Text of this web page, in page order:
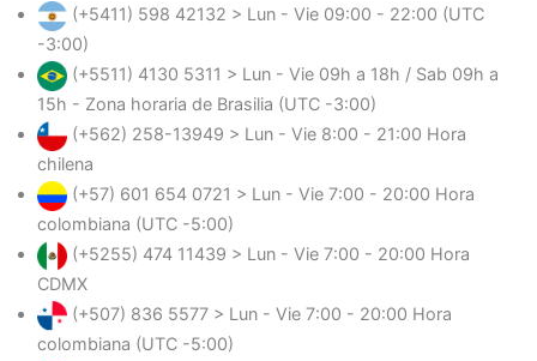
(+5411) 598 42132 > Lun - Vie 09:00 - 22:00 (UTC
-3:00)
(+5511) 4130 5311 > Lun - Vie 09h a 18h / Sab 09h a
15h - Zona horaria de Brasilia (UTC -3:00)
(+562) 258-13949 > Lun - Vie 8:00 - 21:00 Hora
chilena
(+57) 601 654 0721 > Lun - Vie 7:00 - 20:00 Hora
colombiana (UTC -5:00)
(+5255) 474 11439 > Lun - Vie 7:00 - 20:00 Hora
CDMX
(+507) 836 5577 > Lun - Vie 7:00 - 20:00 Hora
colombiana (UTC -5:00)